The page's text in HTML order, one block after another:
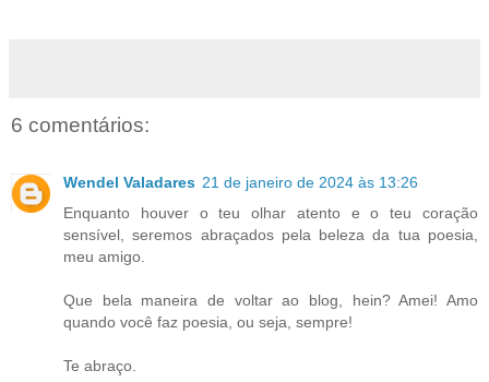
6 comentários:
Wendel Valadares 21 de janeiro de 2024 às 13:26
Enquanto houver o teu olhar atento e o teu coração
sensível, seremos abraçados pela beleza da tua poesia,
meu amigo.
Que bela maneira de voltar ao blog, hein? Amei! Amo
quando você faz poesia, ou seja, sempre!
Te abraço.